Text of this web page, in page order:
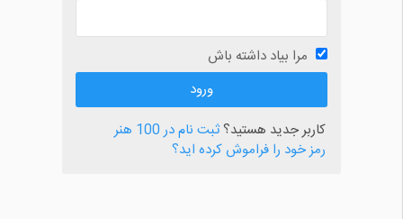
مرا بیاد داشته باش
کاربر جدید هستید؟ثبت نام در 100 هنر
رمز خود را فراموش کرده اید؟